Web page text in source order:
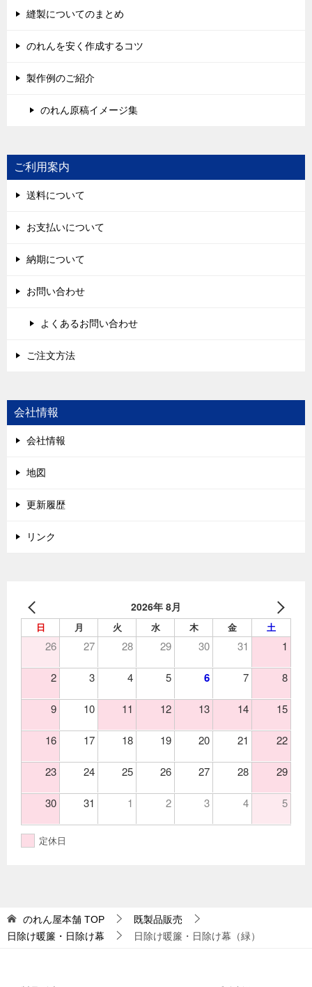
縫製についてのまとめ
のれんを安く作成するコツ
製作例のご紹介
のれん原稿イメージ集
ご利用案内
送料について
お支払いについて
納期について
お問い合わせ
よくあるお問い合わせ
ご注文方法
会社情報
会社情報
地図
更新履歴
リンク
2026年 8月
日 月 火 水 木 金 土
26 27 28 29 30 31 1
2 3 4 5 6 7 8
9 10 11 12 13 14 15
16 17 18 19 20 21 22
23 24 25 26 27 28 29
30 31 1 2 3 4 5
定休日
のれん屋本舗 TOP
既製品販売
日除け暖簾・日除け幕
日除け暖簾・日除け幕（緑）